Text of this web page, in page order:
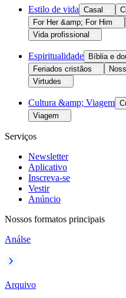
Estilo de vida Casal
For Her &amp; For Him
Vida profissional
Espiritualidade Bíblia e
Feriados cristãos
Virtudes
Cultura &amp; Viagem
Viagem
Serviços
Newsletter
Aplicativo
Inscreva-se
Vestir
Anúncio
Nossos formatos principais
Análse
Arquivo